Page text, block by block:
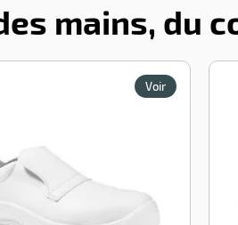
mains, du
Voir